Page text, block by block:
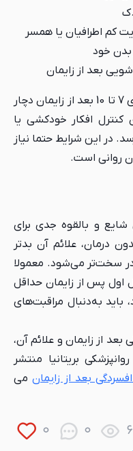
کم اطرافیان یا همسر
بدن خود
بعد از زایمان
برخی از مادران ممکن است در روزهای 7 تا 10 بعد از زایمان دچار
افکار خودکشی یا
در این شرایط حتما نیاز
روانی است.
و بالقوه جدی برای
درمان، علائم آن بدتر
سخت‌تر می‌شود. معمولا
پس از زایمان حداقل
باید به‌دنبال مراقبت‌های
بعد از زایمان و علائم آن،
بریتانیا منتشر
بعد از زایمان می
0 0